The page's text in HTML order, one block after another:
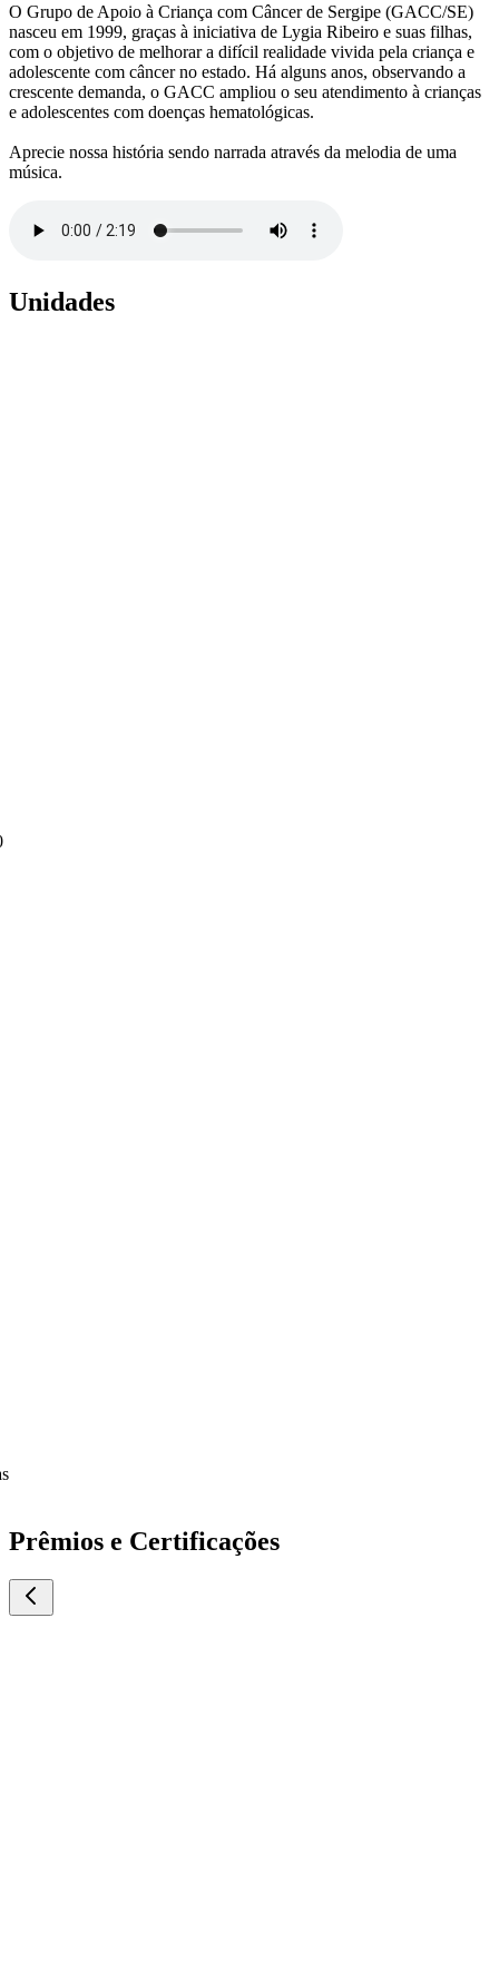
O Grupo de Apoio à Criança com Câncer de Sergipe (GACC/SE)
nasceu em 1999, graças à iniciativa de Lygia Ribeiro e suas filhas,
com o objetivo de melhorar a difícil realidade vivida pela criança e
adolescente com câncer no estado. Há alguns anos, observando a
crescente demanda, o GACC ampliou o seu atendimento à crianças
e adolescentes com doenças hematológicas.
Aprecie nossa história sendo narrada através da melodia de uma
música.
Unidades
Prêmios e Certificações